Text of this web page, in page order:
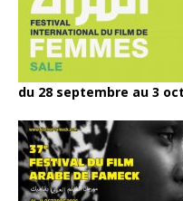
du 28 septembre au 3